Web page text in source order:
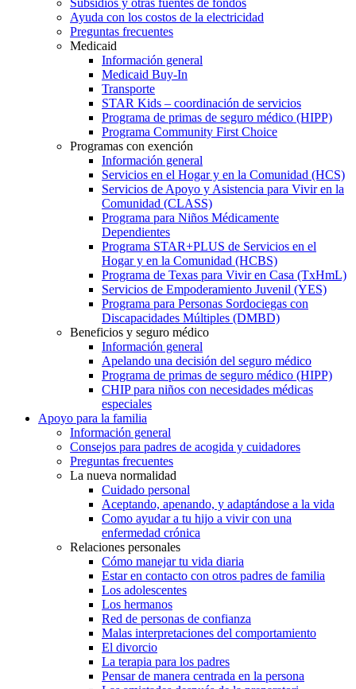
Ayuda con los costos de la electricidad
Preguntas frecuentes
Medicaid
Información general
Medicaid Buy-In
Transporte
STAR Kids – coordinación de servicios
Programa de primas de seguro médico (HIPP)
Programa Community First Choice
Programas con exención
Información general
Servicios en el Hogar y en la Comunidad (HCS)
Servicios de Apoyo y Asistencia para Vivir en la
Comunidad (CLASS)
Programa para Niños Médicamente
Dependientes
Programa STAR+PLUS de Servicios en el
Hogar y en la Comunidad (HCBS)
Programa de Texas para Vivir en Casa (TxHmL)
Servicios de Empoderamiento Juvenil (YES)
Programa para Personas Sordociegas con
Discapacidades Múltiples (DMBD)
Beneficios y seguro médico
Información general
Apelando una decisión del seguro médico
Programa de primas de seguro médico (HIPP)
CHIP para niños con necesidades médicas
especiales
Apoyo para la familia
Información general
Consejos para padres de acogida y cuidadores
Preguntas frecuentes
La nueva normalidad
Cuidado personal
Aceptando, apenando, y adaptándose a la vida
Como ayudar a tu hijo a vivir con una
enfermedad crónica
Relaciones personales
Cómo manejar tu vida diaria
Estar en contacto con otros padres de familia
Los adolescentes
Los hermanos
Red de personas de confianza
Malas interpretaciones del comportamiento
El divorcio
La terapia para los padres
Pensar de manera centrada en la persona